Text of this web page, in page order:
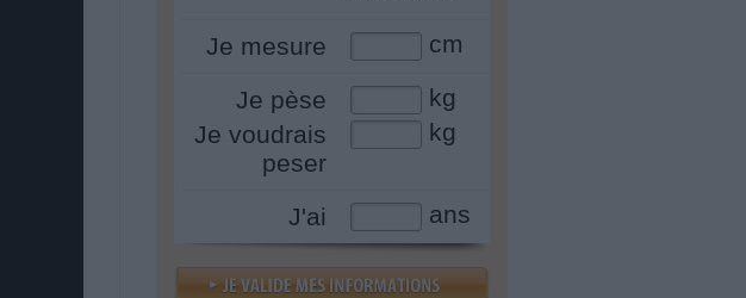
Je mesure cm
Je pèse
kg
Je voudrais
peser
kg
J'ai ans